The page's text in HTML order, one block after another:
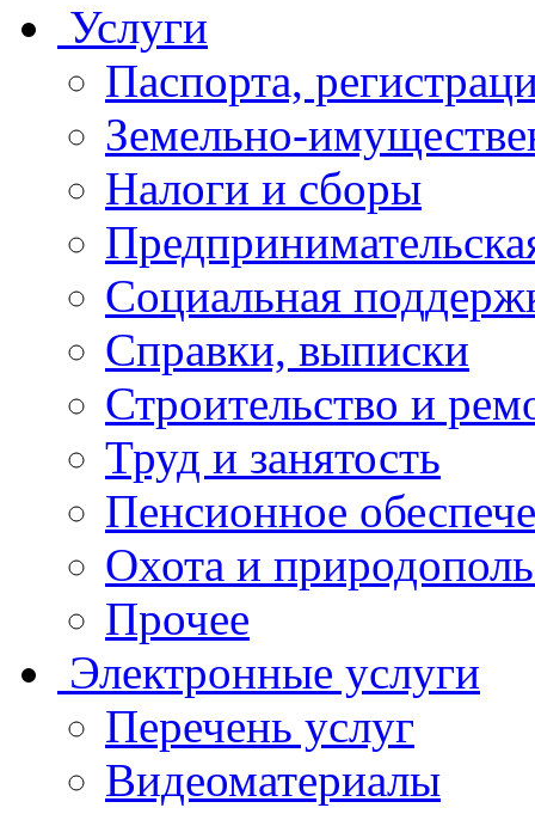
Услуги
Паспорта,
Земельно-
Налоги и сборы
Социальная
Справки, выписки
Строительство и
Труд и занятость
Пенсионное
Охота и
Прочее
Электронные услуги
Перечень услуг
Видеоматериалы